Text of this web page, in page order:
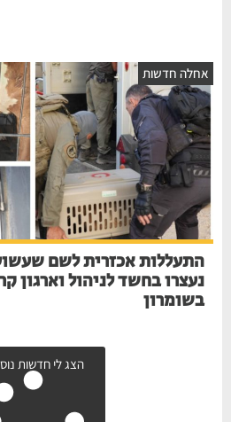
חדשות
התעללות אכזרית לשם שעשוע:
נעצרו בחשד לניהול וארגון
בשומרון
הצג לי חדשות נוספות